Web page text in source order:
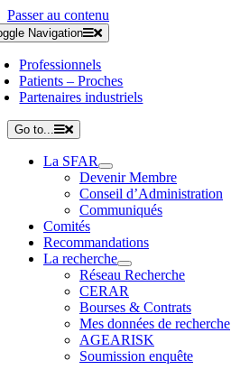
Passer au contenu
Navigation
Professionnels
Patients – Proches
Partenaires industriels
Go to...
La SFAR
Devenir Membre
Conseil d’Administration
Communiqués
Comités
Recommandations
La recherche
Réseau Recherche
CERAR
Bourses & Contrats
Mes données de recherche
AGEARISK
Soumission enquête